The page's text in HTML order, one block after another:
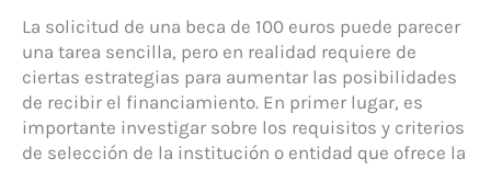
La solicitud de una beca de 100 euros puede parecer
una tarea sencilla, pero en realidad requiere de
ciertas estrategias para aumentar las posibilidades
de recibir el financiamiento. En primer lugar, es
importante investigar sobre los requisitos y criterios
de selección de la institución o entidad que ofrece la